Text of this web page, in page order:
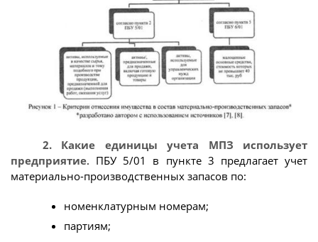
2. Какие единицы учета МПЗ использует
предприятие. ПБУ 5/01 в пункте 3 предлагает учет
материально-производственных запасов по:
номенклатурным номерам;
партиям;